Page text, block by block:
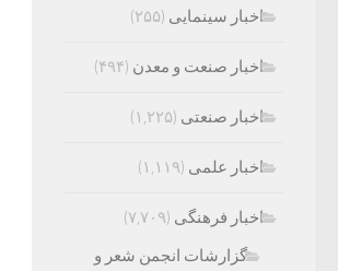
اخبار سینمایی (۲۵۵)
اخبار صنعت و معدن (۴۹۴)
اخبار صنعتی (۱,۲۲۵)
اخبار علمی (۱,۱۱۹)
اخبار فرهنگی (۷,۷۰۹)
گزارشات انجمن شعر و